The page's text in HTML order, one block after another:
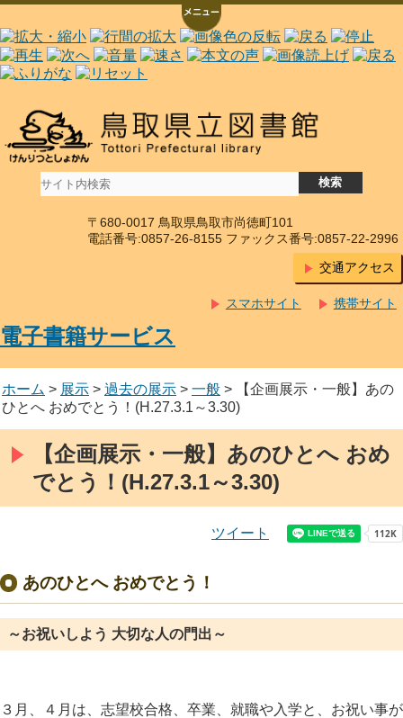
〒680-0017 鳥取県鳥取市尚徳町101
電話番号:0857-26-8155 ファックス番号:0857-22-2996
交通アクセス
携帯サイト
スマホサイト
電子書籍サービス
ホーム > 展示 > 過去の展示 > 一般 > 【企画展示・一般】あの
ひとへ おめでとう！(H.27.3.1～3.30)
【企画展示・一般】あのひとへ おめ
でとう！(H.27.3.1～3.30)
ツイート
あのひとへ おめでとう！
～お祝いしよう 大切な人の門出～
３月、４月は、志望校合格、卒業、就職や入学と、お祝い事が